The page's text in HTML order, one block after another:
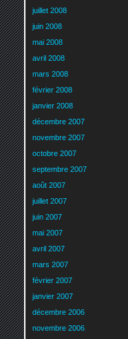
juillet 2008
juin 2008
mai 2008
avril 2008
mars 2008
février 2008
janvier 2008
décembre 2007
novembre 2007
octobre 2007
septembre 2007
août 2007
juillet 2007
juin 2007
mai 2007
avril 2007
mars 2007
février 2007
janvier 2007
décembre 2006
novembre 2006